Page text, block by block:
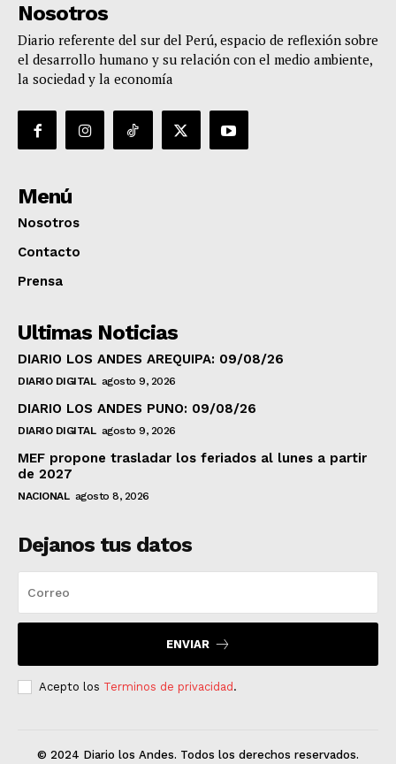
Nosotros
Diario referente del sur del Perú, espacio de reflexión sobre
el desarrollo humano y su relación con el medio ambiente,
la sociedad y la economía
Menú
Nosotros
Contacto
Prensa
Ultimas Noticias
DIARIO LOS ANDES AREQUIPA: 09/08/26
DIARIO DIGITAL agosto 9, 2026
DIARIO LOS ANDES PUNO: 09/08/26
DIARIO DIGITAL agosto 9, 2026
MEF propone trasladar los feriados al lunes a partir
de 2027
NACIONAL agosto 8, 2026
Dejanos tus datos
ENVIAR
Acepto los Terminos de privacidad.
© 2024 Diario los Andes. Todos los derechos reservados.